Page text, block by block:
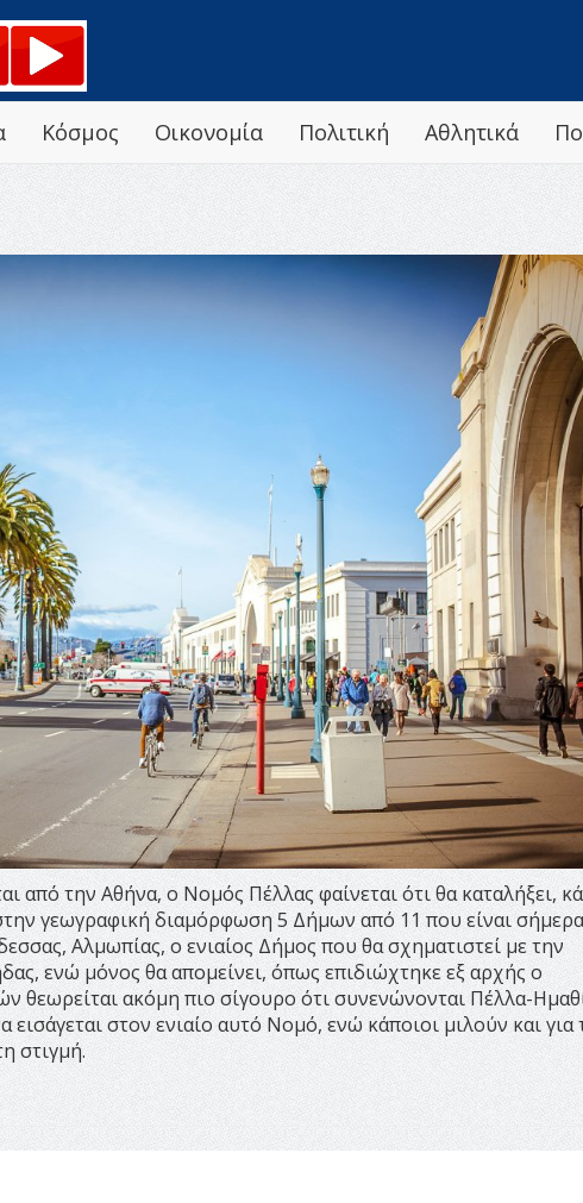
Κόσμος Οικονομία Πολιτική Αθλητικά
την Αθήνα, ο Νομός Πέλλας φαίνεται ότι θα καταλήξει,
γεωγραφική διαμόρφωση 5 Δήμων από 11 που είναι
Αλμωπίας, ο ενιαίος Δήμος που θα σχηματιστεί με την
ενώ μόνος θα απομείνει, όπως επιδιώχτηκε εξ αρχής ο
θεωρείται ακόμη πιο σίγουρο ότι συνενώνονται Πέλλα-
στον ενιαίο αυτό Νομό, ενώ κάποιοι μιλούν και για
στιγμή.